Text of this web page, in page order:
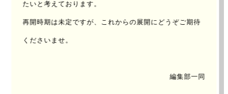
たいと考えております。
再開時期は未定ですが、これからの展開にどうぞご期待
くださいませ。
編集部一同
田中小実昌の映画エッセイを読んでいたら、どうしようも
なく映画を見たくなった。